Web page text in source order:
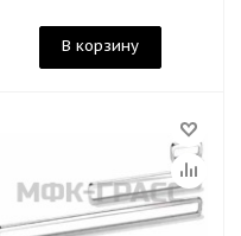
В корзину